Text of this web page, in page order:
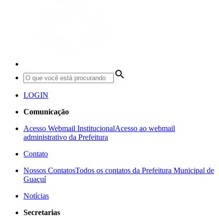
search
LOGIN
Comunicação
Acesso Webmail InstitucionalAcesso ao webmail
administrativo da Prefeitura
Contato
Nossos ContatosTodos os contatos da Prefeitura Municipal de
Guaçuí
Notícias
Secretarias